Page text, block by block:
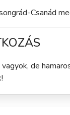
Csanád
de